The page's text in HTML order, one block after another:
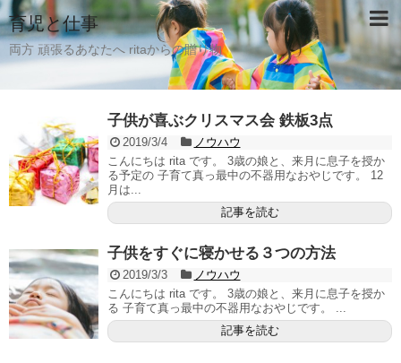
育児と仕事
両方 頑張るあなたへ ritaからの贈り物
子供が喜ぶクリスマス会 鉄板3点
2019/3/4
ノウハウ
こんにちは rita です。 3歳の娘と、来月に息子を授か
る予定の 子育て真っ最中の不器用なおやじです。 12
月は...
記事を読む
子供をすぐに寝かせる３つの方法
2019/3/3
ノウハウ
こんにちは rita です。 3歳の娘と、来月に息子を授か
る 子育て真っ最中の不器用なおやじです。 ...
記事を読む